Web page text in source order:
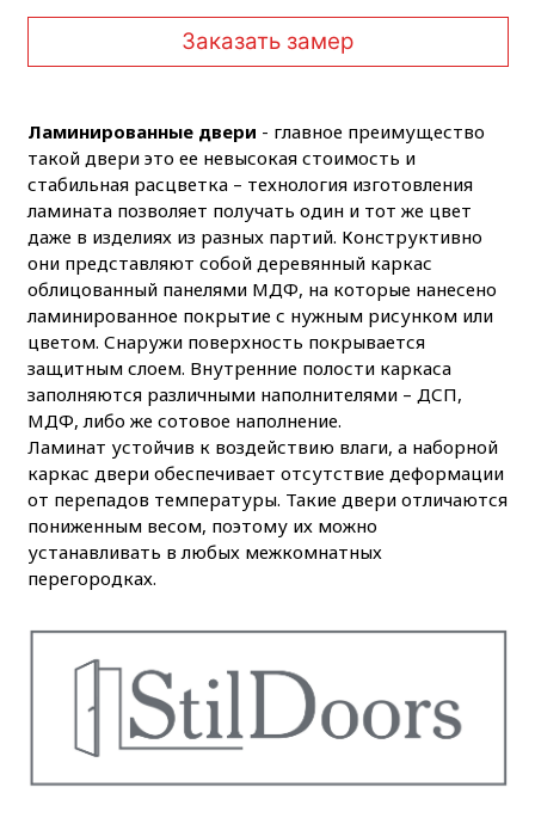
Заказать замер
Ламинированные двери - главное преимущество
такой двери это ее невысокая стоимость и
стабильная расцветка – технология изготовления
ламината позволяет получать один и тот же цвет
даже в изделиях из разных партий. Конструктивно
они представляют собой деревянный каркас
облицованный панелями МДФ, на которые нанесено
ламинированное покрытие с нужным рисунком или
цветом. Снаружи поверхность покрывается
защитным слоем. Внутренние полости каркаса
заполняются различными наполнителями – ДСП,
МДФ, либо же сотовое наполнение.
Ламинат устойчив к воздействию влаги, а наборной
каркас двери обеспечивает отсутствие деформации
от перепадов температуры. Такие двери отличаются
пониженным весом, поэтому их можно
устанавливать в любых межкомнатных
перегородках.